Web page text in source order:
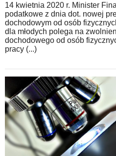
14 kwietnia 2020 r. Minister
podatkowe z dnia dot. nowej
dochodowym od osób
dla młodych polega na
dochodowego od osób
pracy (...)